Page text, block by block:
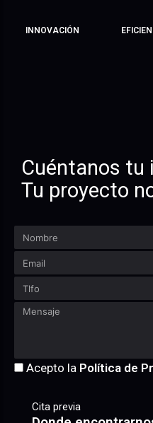
INNOVACIÓN
Cuéntanos tu
Tu proyecto
Acepto la Política de
Cita previa